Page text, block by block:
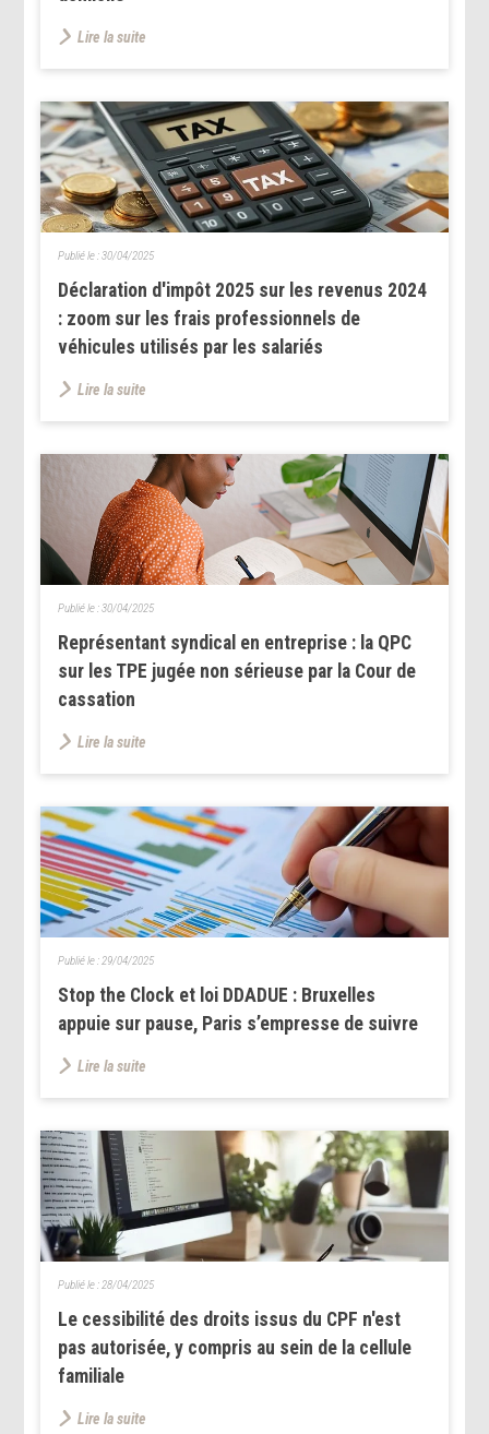
Lire la suite
Déclaration d'impôt 2025 sur les revenus 2024
: zoom sur les frais professionnels de
véhicules utilisés par les salariés
Publié le :30/04/2025
Lire la suite
Représentant syndical en entreprise : la QPC
sur les TPE jugée non sérieuse par la Cour de
cassation
Publié le :30/04/2025
Lire la suite
Stop the Clock et loi DDADUE : Bruxelles
appuie sur pause, Paris s’empresse de suivre
Publié le : 29/04/2025
Lire la suite
Le cessibilité des droits issus du CPF n'est
pas autorisée, y compris au sein de la cellule
familiale
Publié le : 28/04/2025
Lire la suite